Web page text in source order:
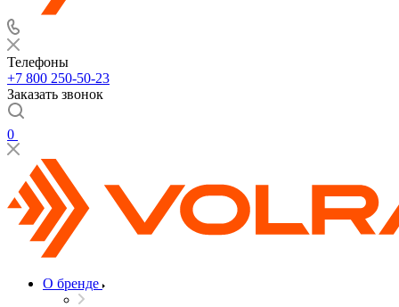
Телефоны
+7 800 250-50-23
Заказать звонок
0
О бренде